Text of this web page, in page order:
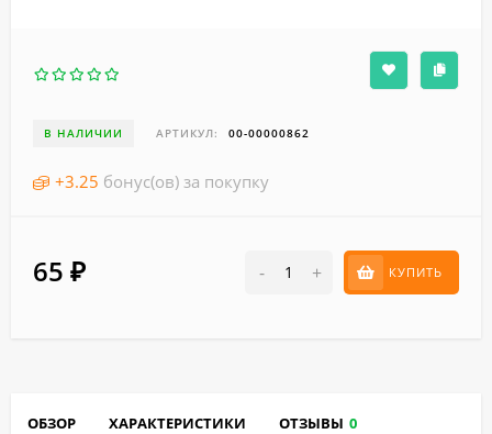
В НАЛИЧИИ АРТИКУЛ: 00-00000862
+3.25 бонус(ов) за покупку
65 ₽ - + КУПИТЬ
ОБЗОР ХАРАКТЕРИСТИКИ ОТЗЫВЫ 0